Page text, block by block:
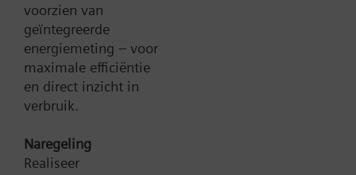
Documenten
voorzien van
geïntegreerde
energiemeting – voor
maximale efficiëntie
en direct inzicht in
verbruik.
Naregeling
Realiseer
Contact